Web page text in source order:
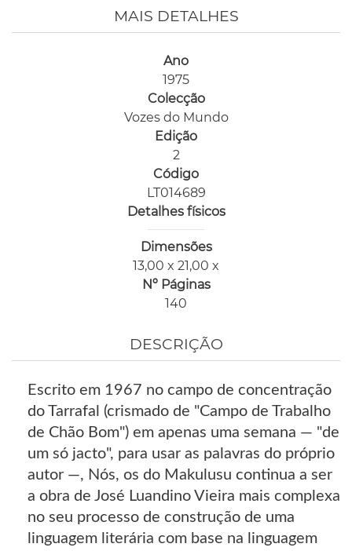
MAIS DETALHES
Ano
1975
Colecção
Vozes do Mundo
Edição
2
Código
LT014689
Detalhes físicos
Dimensões
13,00 x 21,00 x
Nº Páginas
140
DESCRIÇÃO
Escrito em 1967 no campo de concentração
do Tarrafal (crismado de "Campo de Trabalho
de Chão Bom") em apenas uma semana — "de
um só jacto", para usar as palavras do próprio
autor —, Nós, os do Makulusu continua a ser
a obra de José Luandino Vieira mais complexa
no seu processo de construção de uma
linguagem literária com base na linguagem